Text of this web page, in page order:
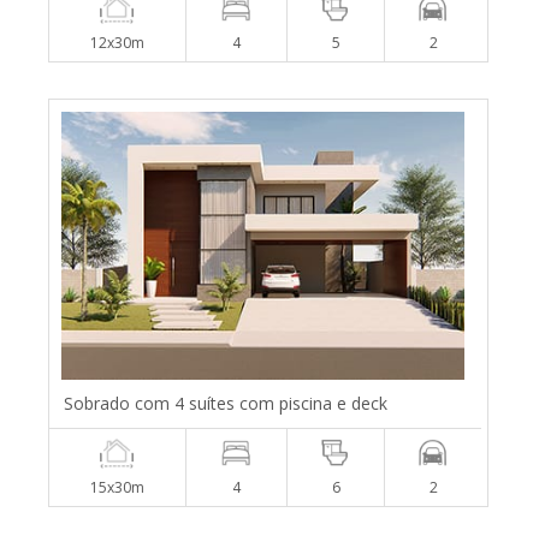
12x30m 4 5 2
Sobrado com 4 suítes com piscina e deck
15x30m 4 6 2